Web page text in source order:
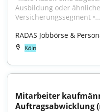
Ausbildung oder
Versicherungssegment
RADAS Jobbörse &
Köln
Mitarbeiter
Auftragsabwicklung